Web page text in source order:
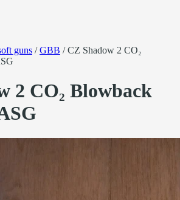
guns /GBB /CZ Shadow 2 CO₂
2 CO₂ Blowback